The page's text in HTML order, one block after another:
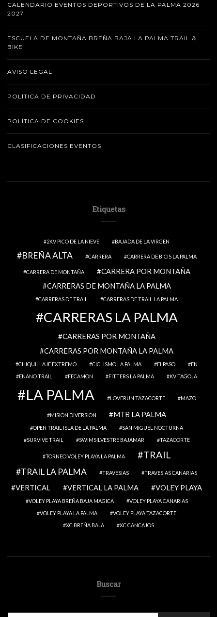
CALENDARIO EVENTOS DEPORTIVOS DE LA PALMA 2026
2027
ESCUELA DE MONTAÑA BREÑA BAJA LA PALMA TRAIL &
BIKE
AVISO LEGAL
POLÍTICA DE PRIVACIDAD
POLÍTICA DE COOKIES
CLASIFICACIONES EVENTOS
Etiquetas
2KV PICO DE LA NIEVE BAJADA DE LA VIRGEN
BREÑA ALTA CARRERA CARRERA DE BICIS LA PALMA
CARRERA DE MONTAÑA
CARRERA POR MONTAÑA
CARRERAS DE MONTAÑA LA PALMA
CARRERAS DE TRAIL CARRERAS DE TRAIL LA PALMA
CARRERAS LA PALMA
CARRERAS POR MONTAÑA
CARRERAS POR MONTAÑA LA PALMA
CHIQUILLAJE EXTREMO CICLISMO LA PALMA ELPASO
EN
ENANO TRAIL
FECAMON FITTERS LA PALMA KV TAGOJA
LA PALMA LOVERUN TAZACORTE MAZO
MISION DIVERSION MTB LA PALMA
OPEN TRAIL ISLA DE LA PALMA
SAN MIGUEL NOCTURNA
SURVIVE TRAIL
SWIMSILVESTRE BAJAMAR TAZACORTE
TORNEO VOLEY PLAYA LA PALMA TRAIL
TRAIL LA PALMA TRAVESIAS TRAVESIAS CANARIAS
VERTICAL VERTICAL LA PALMA VOLEY PLAYA
VOLEY PLAYA BREÑA BAJA MAGICA
VOLEY PLAYA CANARIAS
VOLEY PLAYA LA PALMA
VOLEY PLAYA TAZACORTE
XC BREÑA BAJA
XC CANCAJOS
Buscar